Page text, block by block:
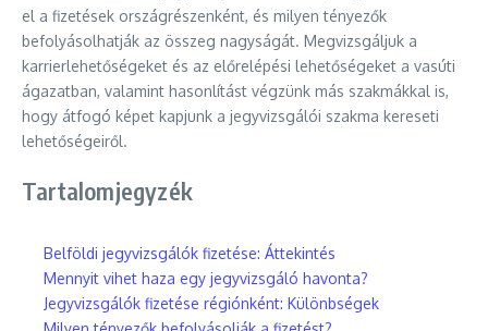
el a fizetések országrészenként, és milyen tényezők
befolyásolhatják az összeg nagyságát. Megvizsgáljuk a
karrierlehetőségeket és az előrelépési lehetőségeket a vasúti
ágazatban, valamint hasonlítást végzünk más szakmákkal is,
hogy átfogó képet kapjunk a jegyvizsgálói szakma kereseti
lehetőségeiről.
Tartalomjegyzék
Belföldi jegyvizsgálók fizetése: Áttekintés
Mennyit vihet haza egy jegyvizsgáló havonta?
Jegyvizsgálók fizetése régiónként: Különbségek